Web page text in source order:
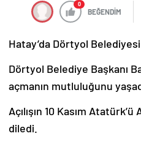
0
BEĞENDİM
Hatay’da Dörtyol
Dörtyol Belediye Başkanı
açmanın mutluluğunu
Açılışın 10 Kasım
diledi.